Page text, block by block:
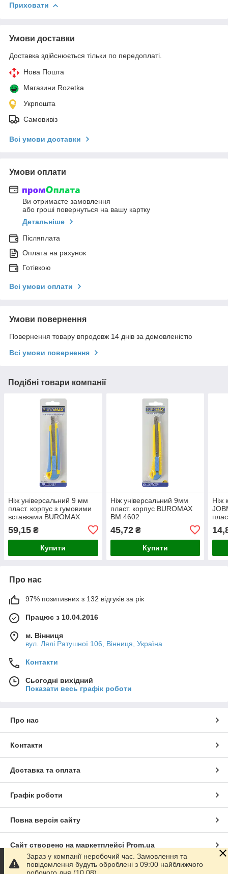
Приховати
Умови доставки
Доставка здійснюється тільки по передоплаті.
Нова Пошта
Магазини Rozetka
Укрпошта
Самовивіз
Всі умови доставки
Умови оплати
Ви отримаєте замовлення
або гроші повернуться на вашу картку
Детальніше
Післяплата
Оплата на рахунок
Готівкою
Всі умови оплати
Умови повернення
Повернення товару впродовж 14 днів за домовленістю
Всі умови повернення
Подібні товари компанії
Ніж універсальний 9 мм
пласт. корпус з гумовими
вставками BUROMAX
59,15 ₴
Купити
Ніж універсальний 9мм
пласт. корпус BUROMAX
BM.4602
45,72₴
Купити
Ніж
Про нас
97% позитивних з 132 відгуків за рік
Працює з 10.04.2016
м. Вінниця
вул. Лялі Ратушної 106, Вінниця, Україна
Контакти
Сьогодні вихідний
Показати весь графік роботи
Про нас
Контакти
Доставка та оплата
Графік роботи
Повна версія сайту
Сайт створено на маркетплейсі Prom.ua
Політика конфіденційності
Зараз у компанії неробочий час. Замовлення та
повідомлення будуть оброблені з 09:00 найближчого